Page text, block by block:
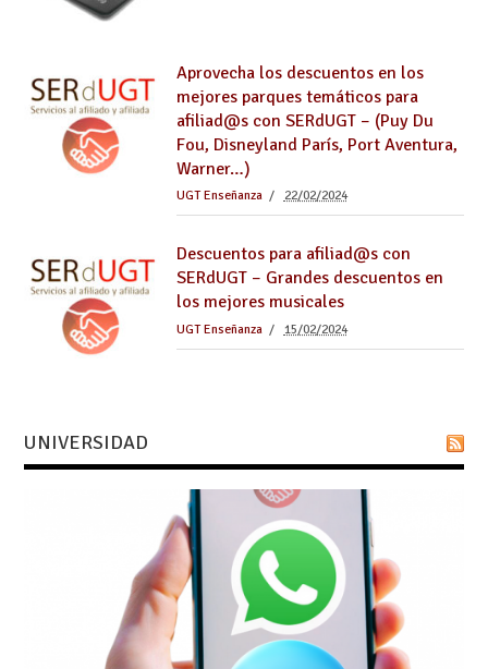
Aprovecha los descuentos en los
mejores parques temáticos para
afiliad@s con SERdUGT – (Puy Du
Fou, Disneyland París, Port Aventura,
Warner…)
UGT Enseñanza 22/02/2024
Descuentos para afiliad@s con
SERdUGT – Grandes descuentos en
los mejores musicales
UGT Enseñanza 15/02/2024
UNIVERSIDAD